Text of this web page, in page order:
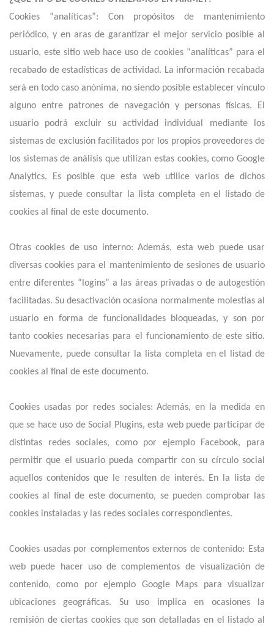
Cookies “analíticas”: Con propósitos de mantenimiento
periódico, y en aras de garantizar el mejor servicio posible al
usuario, este sitio web hace uso de cookies “analíticas” para el
recabado de estadísticas de actividad. La información recabada
será en todo caso anónima, no siendo posible establecer vínculo
alguno entre patrones de navegación y personas físicas. El
usuario podrá excluir su actividad individual mediante los
sistemas de exclusión facilitados por los propios proveedores de
los sistemas de análisis que utilizan estas cookies, como Google
Analytics. Es posible que esta web utilice varios de dichos
sistemas, y puede consultar la lista completa en el listado de
cookies al final de este documento.
Otras cookies de uso interno: Además, esta web puede usar
diversas cookies para el mantenimiento de sesiones de usuario
entre diferentes “logins” a las áreas privadas o de autogestión
facilitadas. Su desactivación ocasiona normalmente molestias al
usuario en forma de funcionalidades bloqueadas, y son por
tanto cookies necesarias para el funcionamiento de este sitio.
Nuevamente, puede consultar la lista completa en el listad de
cookies al final de este documento.
Cookies usadas por redes sociales: Además, en la medida en
que se hace uso de Social Plugins, esta web puede participar de
distintas redes sociales, como por ejemplo Facebook, para
permitir que el usuario pueda compartir con su círculo social
aquellos contenidos que le resulten de interés. En la lista de
cookies al final de este documento, se pueden comprobar las
cookies instaladas y las redes sociales correspondientes.
Cookies usadas por complementos externos de contenido: Esta
web puede hacer uso de complementos de visualización de
contenido, como por ejemplo Google Maps para visualizar
ubicaciones geográficas. Su uso implica en ocasiones la
remisión de ciertas cookies que son detalladas en el listado al